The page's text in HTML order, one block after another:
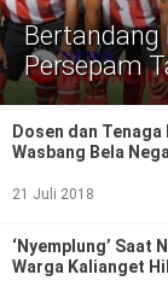
Politik
Gaya Hidup
Kesehatan
Otomotif
Iptek
Bertandang
Persepam
Dosen dan
Wasbang Bela
21 Juli 2018
‘Nyemplung’ Saat
Warga Kalianget